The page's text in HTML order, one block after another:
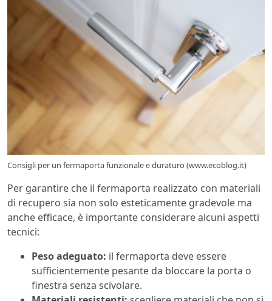
Consigli per un fermaporta funzionale e duraturo (www.ecoblog.it)
Per garantire che il fermaporta realizzato con materiali
di recupero sia non solo esteticamente gradevole ma
anche efficace, è importante considerare alcuni aspetti
tecnici:
Peso adeguato: il fermaporta deve essere
sufficientemente pesante da bloccare la porta o
finestra senza scivolare.